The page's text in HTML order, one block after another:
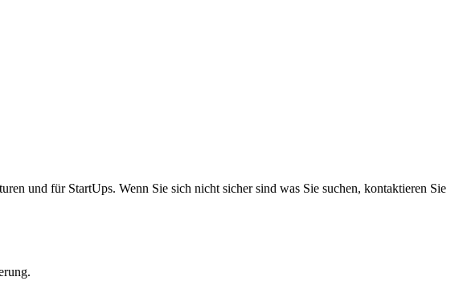
und für StartUps. Wenn Sie sich nicht sicher sind was Sie suchen, kontaktieren Sie